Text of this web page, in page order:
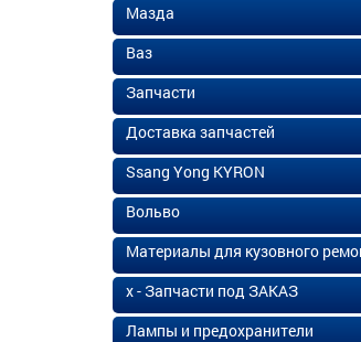
Мазда
Ваз
Запчасти
Доставка запчастей
Ssang Yong KYRON
Вольво
Материалы для кузовного
х - Запчасти под ЗАКАЗ
Лампы и предохранители